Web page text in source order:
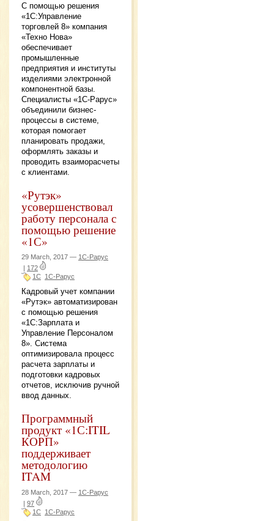
С помощью решения
«1С:Управление
торговлей 8» компания
«Техно Нова»
обеспечивает
промышленные
предприятия и институты
изделиями электронной
компонентной базы.
Специалисты «1С-Рарус»
объединили бизнес-
процессы в системе,
которая помогает
планировать продажи,
оформлять заказы и
проводить взаиморасчеты
с клиентами.
«Рутэк»
усовершенствовал
работу персонала с
помощью решение
«1С»
29 March, 2017 — 1С-Рарус
172
1С 1С-Рарус
Кадровый учет компании
«Рутэк» автоматизирован
с помощью решения
«1С:Зарплата и
Управление Персоналом
8». Система
оптимизировала процесс
расчета зарплаты и
подготовки кадровых
отчетов, исключив ручной
ввод данных.
Программный
продукт «1С:ITIL
КОРП»
поддерживает
методологию
ITAM
28 March, 2017 — 1С-Рарус
| 97
1С 1С-Рарус